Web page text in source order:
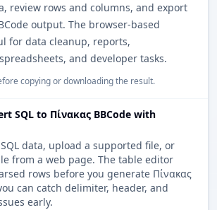
review rows and columns, and export
output. The browser-based
for data cleanup, reports,
and developer tasks.
copying or downloading the result.
SQL to Πίνακας BBCode with
data, upload a supported file, or
from a web page. The table editor
rows before you generate Πίνακας
can catch delimiter, header, and
early.